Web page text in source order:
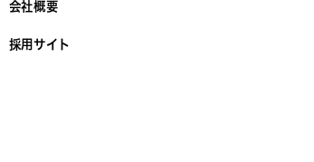
会社概要
採用サイト